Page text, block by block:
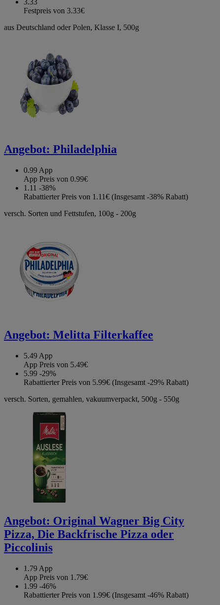
Festpreis von 3.33€
aus Deutschland oder Polen, Klasse I, 500g
Angebot: Philadelphia
0.99 App
App Preis von 0.99€
1.11 -38%
Rabattierter Preis von 1.11€ (Insgesamt -38% Rabatt)
versch. Sorten und Fettstufen, 100g - 200g
Angebot: Melitta Filterkaffee
5.49 App
App Preis von 5.49€
5.99 -29%
Rabattierter Preis von 5.99€ (Insgesamt -29% Rabatt)
versch. Sorten, gemahlen, vakuumverpackt, 500g - 550g
Angebot: Original Wagner Big City
Pizza, Die Backfrische Pizza oder
Piccolinis
1.79 App
App Preis von 1.79€
1.99 -46%
Rabattierter Preis von 1.99€ (Insgesamt -46% Rabatt)